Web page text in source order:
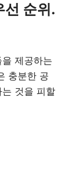
선 순위.
제공하는
충분한 공
것을 피할